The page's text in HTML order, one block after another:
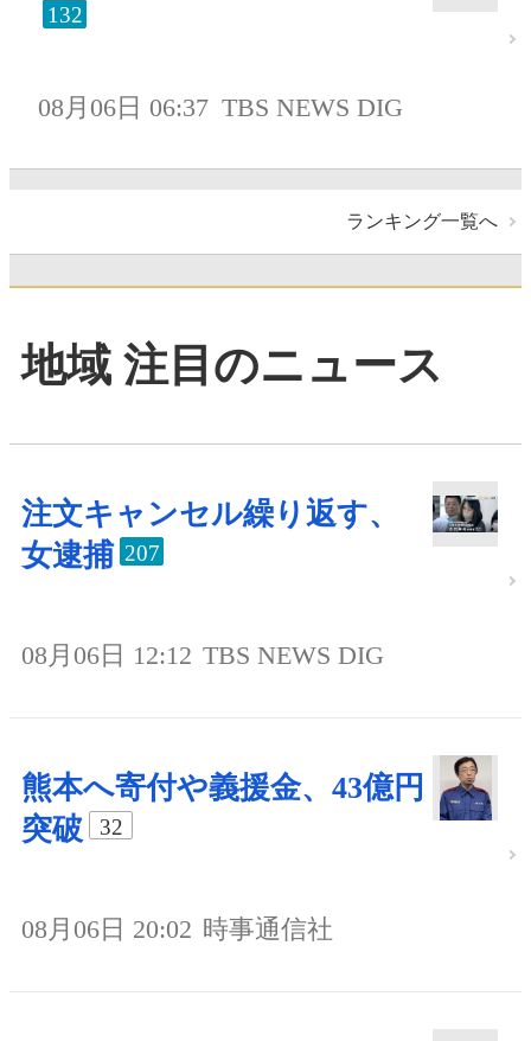
132
08月06日 06:37 TBS NEWS DIG
ランキング一覧へ
地域 注目のニュース
注文キャンセル繰り返す、
女逮捕 207
08月06日 12:12 TBS NEWS DIG
熊本へ寄付や義援金、43億円
突破
32
08月06日 20:02 時事通信社